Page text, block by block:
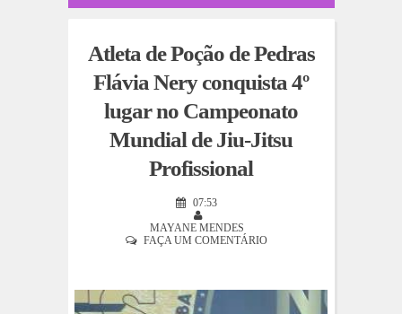
e
Atleta de Poção de Pedras
Flávia Nery conquista 4º
lugar no Campeonato
Mundial de Jiu-Jitsu
Profissional
07:53
MAYANE MENDES
FAÇA UM COMENTÁRIO